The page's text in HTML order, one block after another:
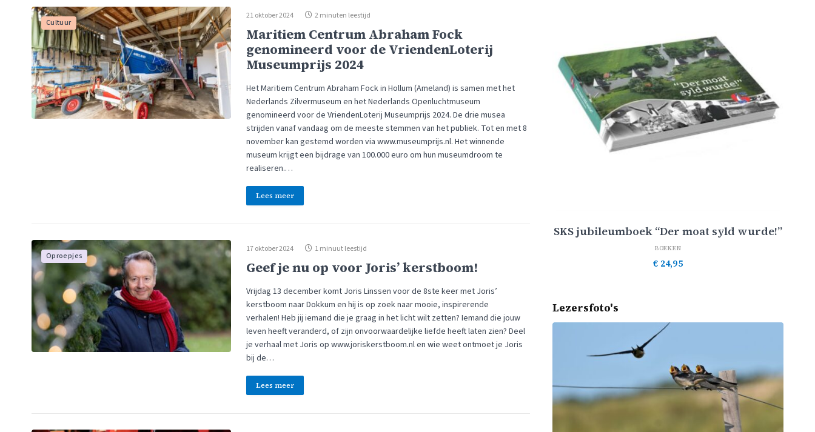
Cultuur
21 oktober 2024 2 minuten leestijd
Maritiem Centrum Abraham Fock
genomineerd voor de VriendenLoterij
Museumprijs 2024
Het Maritiem Centrum Abraham Fock in Hollum (Ameland) is samen met het
Nederlands Zilvermuseum en het Nederlands Openluchtmuseum
genomineerd voor de VriendenLoterij Museumprijs 2024. De drie musea
strijden vanaf vandaag om de meeste stemmen van het publiek. Tot en met 8
november kan gestemd worden via www.museumprijs.nl. Het winnende
museum krijgt een bijdrage van 100.000 euro om hun museumdroom te
realiseren.…
Lees meer
Oproepjes
17 oktober 2024 1 minuut leestijd
Geef je nu op voor Joris’ kerstboom!
Vrijdag 13 december komt Joris Linssen voor de 8ste keer met Joris’
kerstboom naar Dokkum en hij is op zoek naar mooie, inspirerende
verhalen! Heb jij iemand die je graag in het licht wilt zetten? Iemand die jouw
leven heeft veranderd, of zijn onvoorwaardelijke liefde heeft laten zien? Deel
je verhaal met Joris op www.joriskerstboom.nl en wie weet ontmoet je Joris
bij de…
Lees meer
SKS jubileumboek “Der moat syld wurde!”
BOEKEN
€ 24,95
Lezersfoto's